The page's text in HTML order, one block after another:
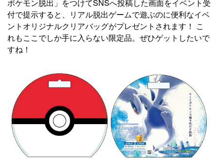
ポケモン脱出」をつけてSNSへ投稿した画面をイベント受
付で提示すると、リアル脱出ゲームで遊ぶのに便利なイベ
ントオリジナルクリアバッグがプレゼントされます！ こ
れもここでしか手に入らない限定品。ぜひゲットしたいで
すね！